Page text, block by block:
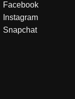
Facebook
Instagram
Snapchat